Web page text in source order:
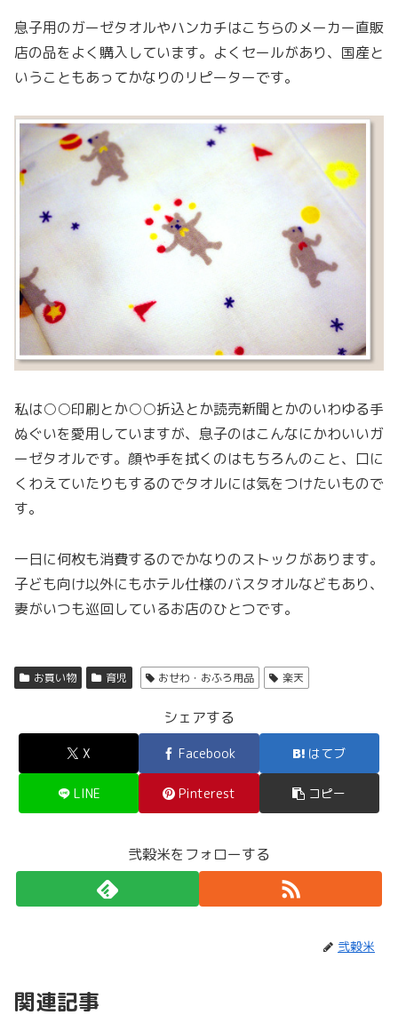
息子用のガーゼタオルやハンカチはこちらのメーカー直販
店の品をよく購入しています。よくセールがあり、国産と
いうこともあってかなりのリピーターです。
私は○○印刷とか○○折込とか読売新聞とかのいわゆる手
ぬぐいを愛用していますが、息子のはこんなにかわいいガ
ーゼタオルです。顔や手を拭くのはもちろんのこと、口に
くわえていたりもするのでタオルには気をつけたいもので
す。
一日に何枚も消費するのでかなりのストックがあります。
子ども向け以外にもホテル仕様のバスタオルなどもあり、
妻がいつも巡回しているお店のひとつです。
お買い物 育児 おせわ・おふろ用品 楽天
シェアする
X Facebook はてブ
LINE Pinterest コピー
弐穀米をフォローする
弐穀米
関連記事